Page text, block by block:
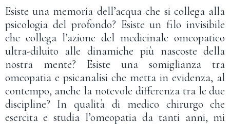
Esiste una memoria dell’acqua che si collega alla
psicologia del profondo? Esiste un filo invisibile
che collega l’azione del medicinale omeopatico
ultra-diluito alle dinamiche più nascoste della
nostra mente? Esiste una somiglianza tra
omeopatia e psicanalisi che metta in evidenza, al
contempo, anche la notevole differenza tra le due
discipline? In qualità di medico chirurgo che
esercita e studia l’omeopatia da tanti anni, mi